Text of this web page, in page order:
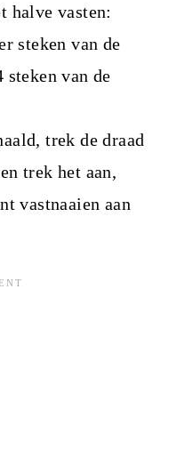
halve vasten:
steken van de
steken van de
trek de draad
trek het aan,
vastnaaien aan